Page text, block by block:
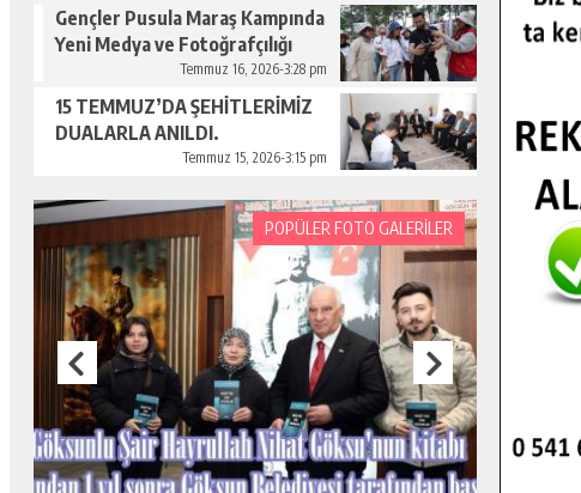
Gençler Pusula Maraş Kampında
Yeni Medya ve Fotoğrafçılığı
Temmuz 16, 2026-3:28 pm
15 TEMMUZ’DA ŞEHİTLERİMİZ
DUALARLA ANILDI.
Temmuz 15, 2026-3:15 pm
POPÜLER FOTO GALERİLER